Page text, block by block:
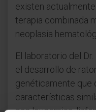
existen
terapia combinada
neoplasia
El laboratorio del
el desarrollo de
genéticamente que
características